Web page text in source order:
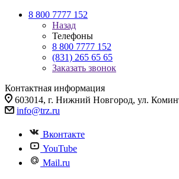
8 800 7777 152
Назад
Телефоны
8 800 7777 152
(831) 265 65 65
Заказать звонок
Контактная информация
603014, г. Нижний Новгород, ул.
info@trz.ru
Вконтакте
YouTube
Mail.ru